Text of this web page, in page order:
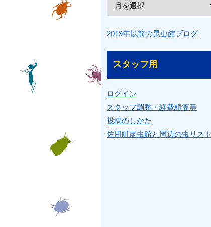
2019年以前の昆虫館ブログ
スタッフ用
ログイン
スタッフ調整・経費精算等
投稿のしかた
佐用町昆虫館と周辺の虫リスト